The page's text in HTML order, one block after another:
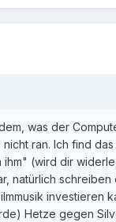
was der
ran. Ich find
(wird dir
natürlich
investieren
Hetze gegen